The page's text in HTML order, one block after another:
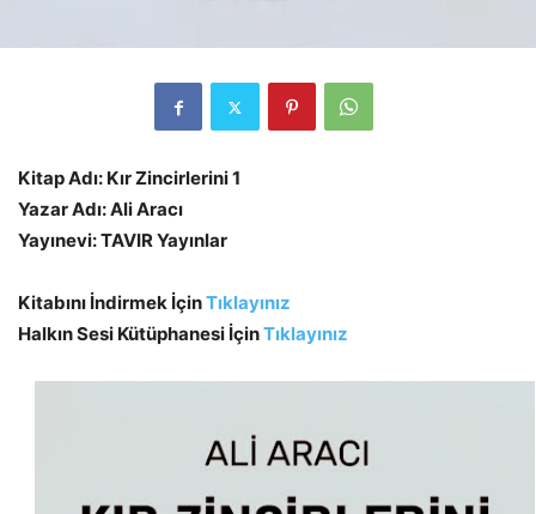
Kitap Adı: Kır Zincirlerini 1
Yazar Adı: Ali Aracı
Yayınevi: TAVIR Yayınlar
Kitabını İndirmek İçinTıklayınız
Halkın Sesi Kütüphanesi İçinTıklayınız